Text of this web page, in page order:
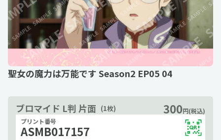
聖女の魔力は万能です Season2 EP05 04
ブロマイド L判 片面 (1枚) 300円(税込)
プリント番号
ASMB017157